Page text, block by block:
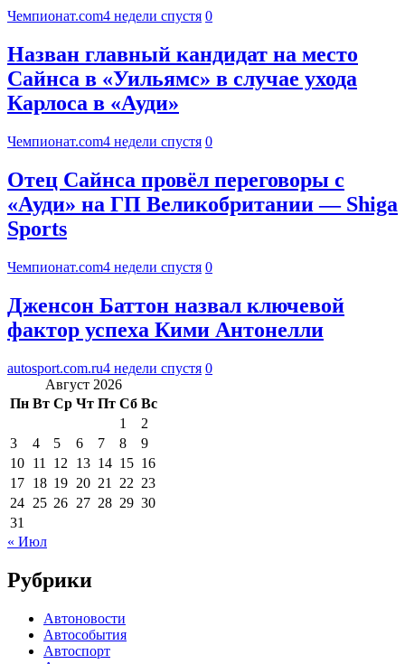
Чемпионат.com4 недели спустя 0
Назван главный кандидат на место
Сайнса в «Уильямс» в случае ухода
Карлоса в «Ауди»
Чемпионат.com4 недели спустя 0
Отец Сайнса провёл переговоры с
«Ауди» на ГП Великобритании — Shiga
Sports
Чемпионат.com4 недели спустя 0
Дженсон Баттон назвал ключевой
фактор успеха Кими Антонелли
autosport.com.ru4 недели спустя 0
Август 2026
Пн Вт Ср Чт Пт Сб Вс
1
2
3
4 5 6 7 8
9
10 11 12 13 14 15 16
17 18 19 20 21 22 23
24 25 26 27 28 29 30
31
« Июл
Рубрики
Автоновости
Автособытия
Автоспорт